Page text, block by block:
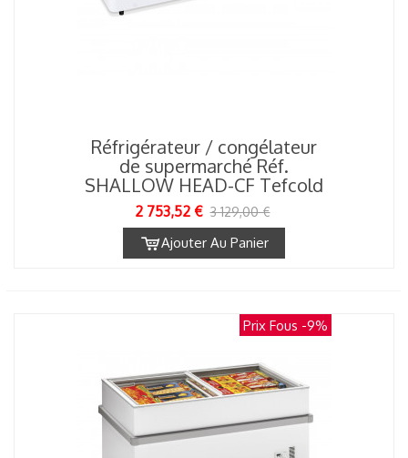
Réfrigérateur / congélateur
de supermarché Réf.
SHALLOW HEAD-CF Tefcold
2 753,52 € 3 129,00 €
Ajouter Au Panier
Prix Fous -9%